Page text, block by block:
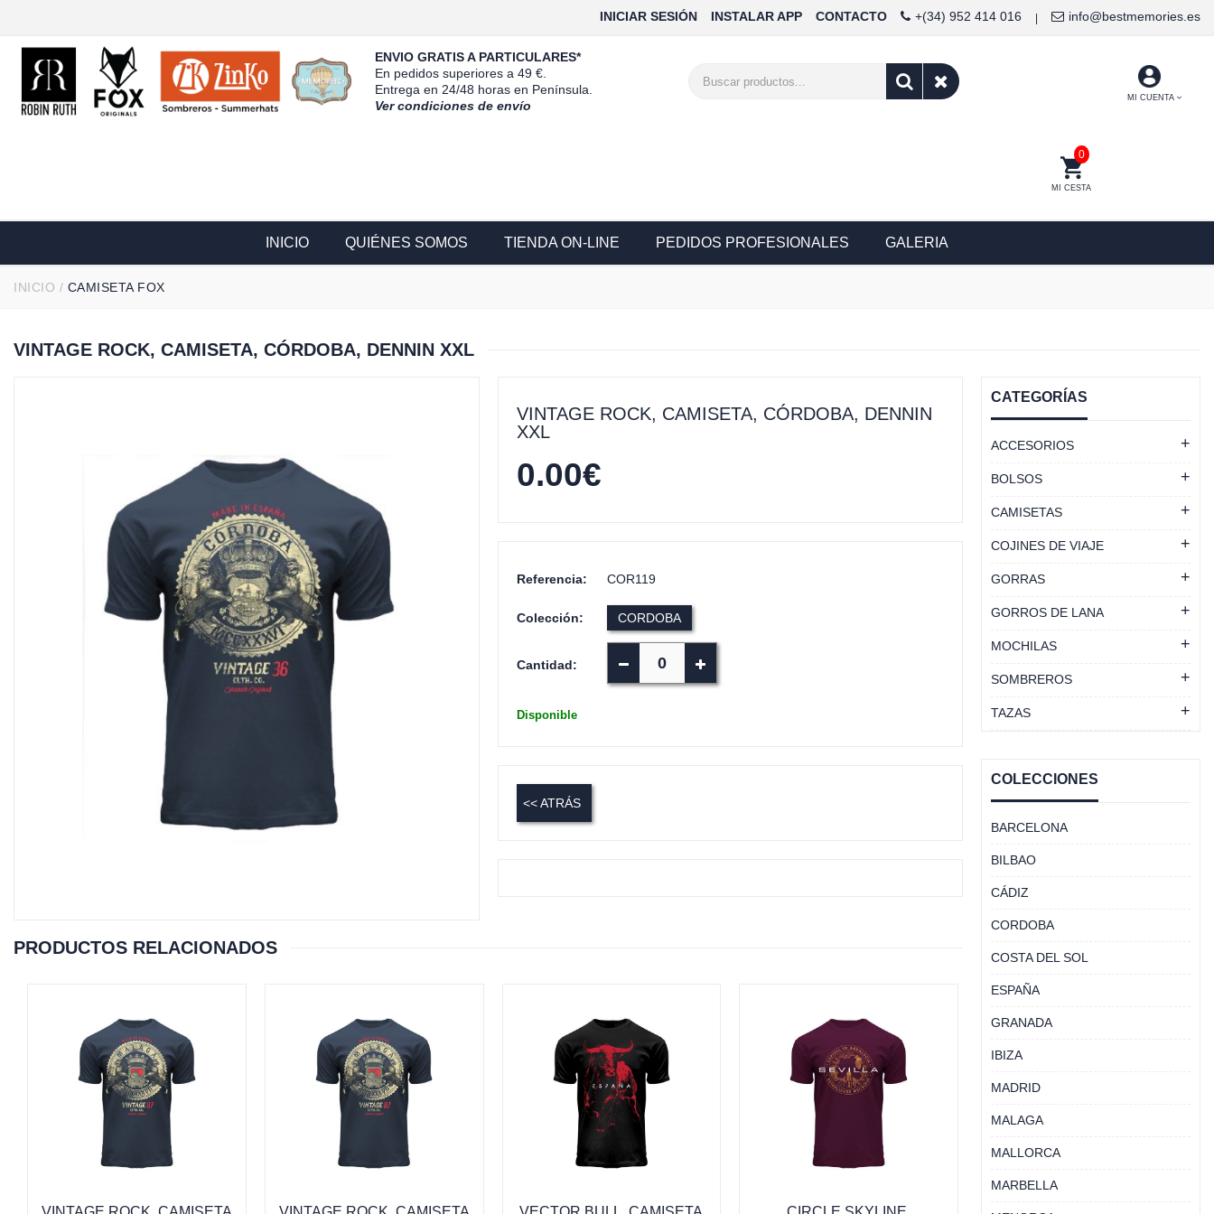
info@bestmemories.es
+(34) 952 414 016
CONTACTO
INSTALAR APP
INICIAR SESIÓN
ENVIO GRATIS A PARTICULARES*
En pedidos superiores a 49 €.
Entrega en 24/48 horas en Península.
Ver condiciones de envío
MI CUENTA
MI CESTA
0
INICIO QUIÉNES SOMOS TIENDA ON-LINE PEDIDOS PROFESIONALES GALERIA
INICIO / CAMISETA FOX
VINTAGE ROCK, CAMISETA, CÓRDOBA, DENNIN XXL
VINTAGE ROCK, CAMISETA, CÓRDOBA, DENNIN
XXL
0.00€
Referencia: COR119
Colección: CORDOBA
Cantidad:
Disponible
<< ATRÁS
PRODUCTOS RELACIONADOS
CATEGORÍAS
ACCESORIOS
BOLSOS
CAMISETAS
COJINES DE VIAJE
GORRAS
GORROS DE LANA
MOCHILAS
SOMBREROS
TAZAS
COLECCIONES
BARCELONA
BILBAO
CÁDIZ
CORDOBA
COSTA DEL SOL
ESPAÑA
GRANADA
IBIZA
MADRID
MALAGA
MALLORCA
MARBELLA